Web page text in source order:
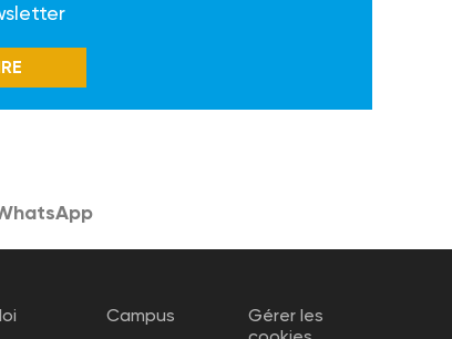
Campus
Gérer les